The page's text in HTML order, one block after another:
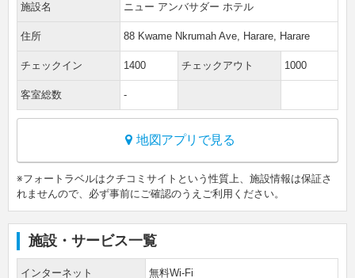
施設名 ニュー アンバサダー ホテル
住所 88 Kwame Nkrumah Ave, Harare, Harare
チェックイン 1400 チェックアウト 1000
客室総数 -
地図アプリで見る
※フォートラベルはクチコミサイトという性質上、施設情報は保証さ
れませんので、必ず事前にご確認のうえご利用ください。
施設・サービス一覧
インターネット 無料Wi-Fi